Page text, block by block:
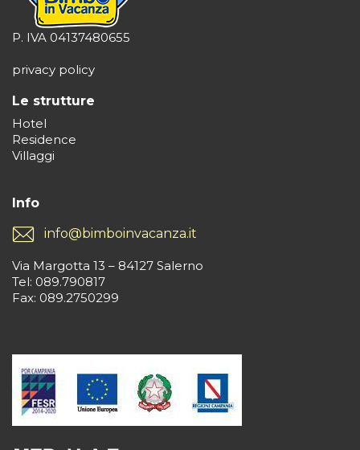
P. IVA 04137480655
privacy policy
Le strutture
Hotel
Residence
Villaggi
Info
info@bimboinvacanza.it
Via Margotta 13 – 84127 Salerno
Tel: 089.790817
Fax: 089.2750299